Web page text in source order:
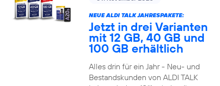
NEUE ALDI TALK JAHRESPAKETE:
Jetzt in drei Varianten
mit 12 GB, 40 GB und
100 GB erhältlich
Alles drin für ein Jahr - Neu- und
Bestandskunden von ALDI TALK